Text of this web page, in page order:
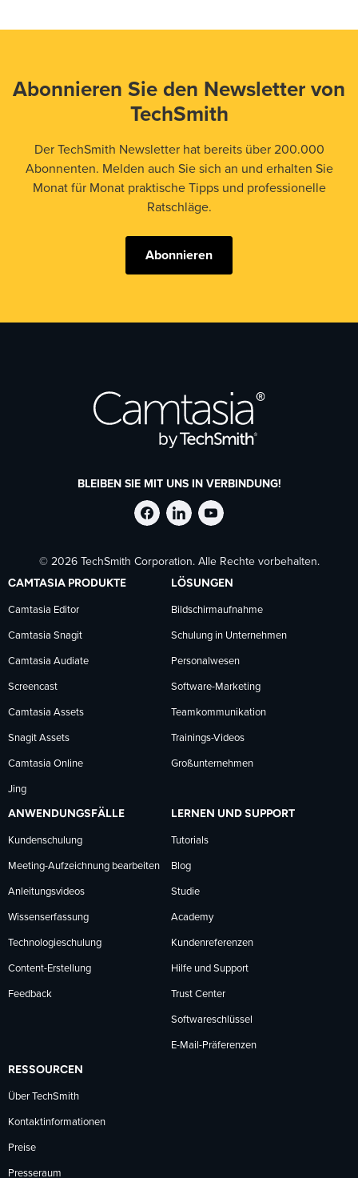
Abonnieren Sie den Newsletter von
TechSmith
Der TechSmith Newsletter hat bereits über 200.000
Abonnenten. Melden auch Sie sich an und erhalten Sie
Monat für Monat praktische Tipps und professionelle
Ratschläge.
Abonnieren
BLEIBEN SIE MIT UNS IN VERBINDUNG!
TechSmith
auf
Facebook
folgen
TechSmith
auf
LinkedIn
folgen
TechSmith
auf
YouTube
folgen
© 2026 TechSmith Corporation. Alle Rechte vorbehalten.
CAMTASIA PRODUKTE
Camtasia Editor
Camtasia Snagit
Camtasia Audiate
Screencast
Camtasia Assets
Snagit Assets
Camtasia Online
Jing
LÖSUNGEN
Bildschirmaufnahme
Schulung in Unternehmen
Personalwesen
Software-Marketing
Teamkommunikation
Trainings-Videos
Großunternehmen
ANWENDUNGSFÄLLE
Kundenschulung
Meeting-Aufzeichnung bearbeiten
Anleitungsvideos
Wissenserfassung
Technologieschulung
Content-Erstellung
Feedback
LERNEN UND SUPPORT
Tutorials
Blog
Studie
Academy
Kundenreferenzen
Hilfe und Support
Trust Center
Softwareschlüssel
E-Mail-Präferenzen
RESSOURCEN
Über TechSmith
Kontaktinformationen
Preise
Presseraum